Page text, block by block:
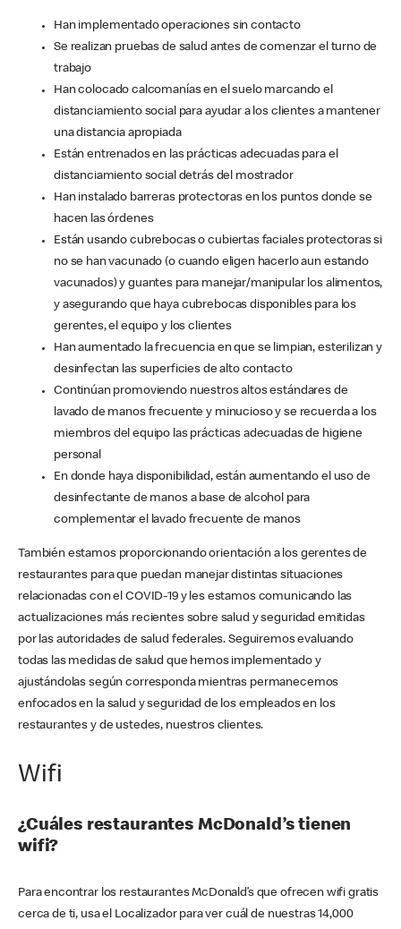
Han implementado operaciones sin contacto
Se realizan pruebas de salud antes de comenzar el turno de
trabajo
Han colocado calcomanías en el suelo marcando el
distanciamiento social para ayudar a los clientes a mantener
una distancia apropiada
Están entrenados en las prácticas adecuadas para el
distanciamiento social detrás del mostrador
Han instalado barreras protectoras en los puntos donde se
hacen las órdenes
Están usando cubrebocas o cubiertas faciales protectoras si
no se han vacunado (o cuando eligen hacerlo aun estando
vacunados) y guantes para manejar/manipular los alimentos,
y asegurando que haya cubrebocas disponibles para los
gerentes, el equipo y los clientes
Han aumentado la frecuencia en que se limpian, esterilizan y
desinfectan las superficies de alto contacto
Continúan promoviendo nuestros altos estándares de
lavado de manos frecuente y minucioso y se recuerda a los
miembros del equipo las prácticas adecuadas de higiene
personal
En donde haya disponibilidad, están aumentando el uso de
desinfectante de manos a base de alcohol para
complementar el lavado frecuente de manos
También estamos proporcionando orientación a los gerentes de
restaurantes para que puedan manejar distintas situaciones
relacionadas con el COVID-19 y les estamos comunicando las
actualizaciones más recientes sobre salud y seguridad emitidas
por las autoridades de salud federales. Seguiremos evaluando
todas las medidas de salud que hemos implementado y
ajustándolas según corresponda mientras permanecemos
enfocados en la salud y seguridad de los empleados en los
restaurantes y de ustedes, nuestros clientes.
Wifi
¿Cuáles restaurantes McDonald’s tienen
wifi?
Para encontrar los restaurantes McDonald’s que ofrecen wifi gratis
cerca de ti, usa el Localizador para ver cuál de nuestras 14,000